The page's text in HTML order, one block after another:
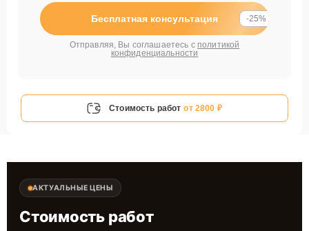
Бесплатная консультация -25%
Отправляя, Вы соглашаетесь с политикой
конфиденциальности
Стоимость работ от 2800 ₽
АКТУАЛЬНЫЕ ЦЕНЫ
Стоимость работ